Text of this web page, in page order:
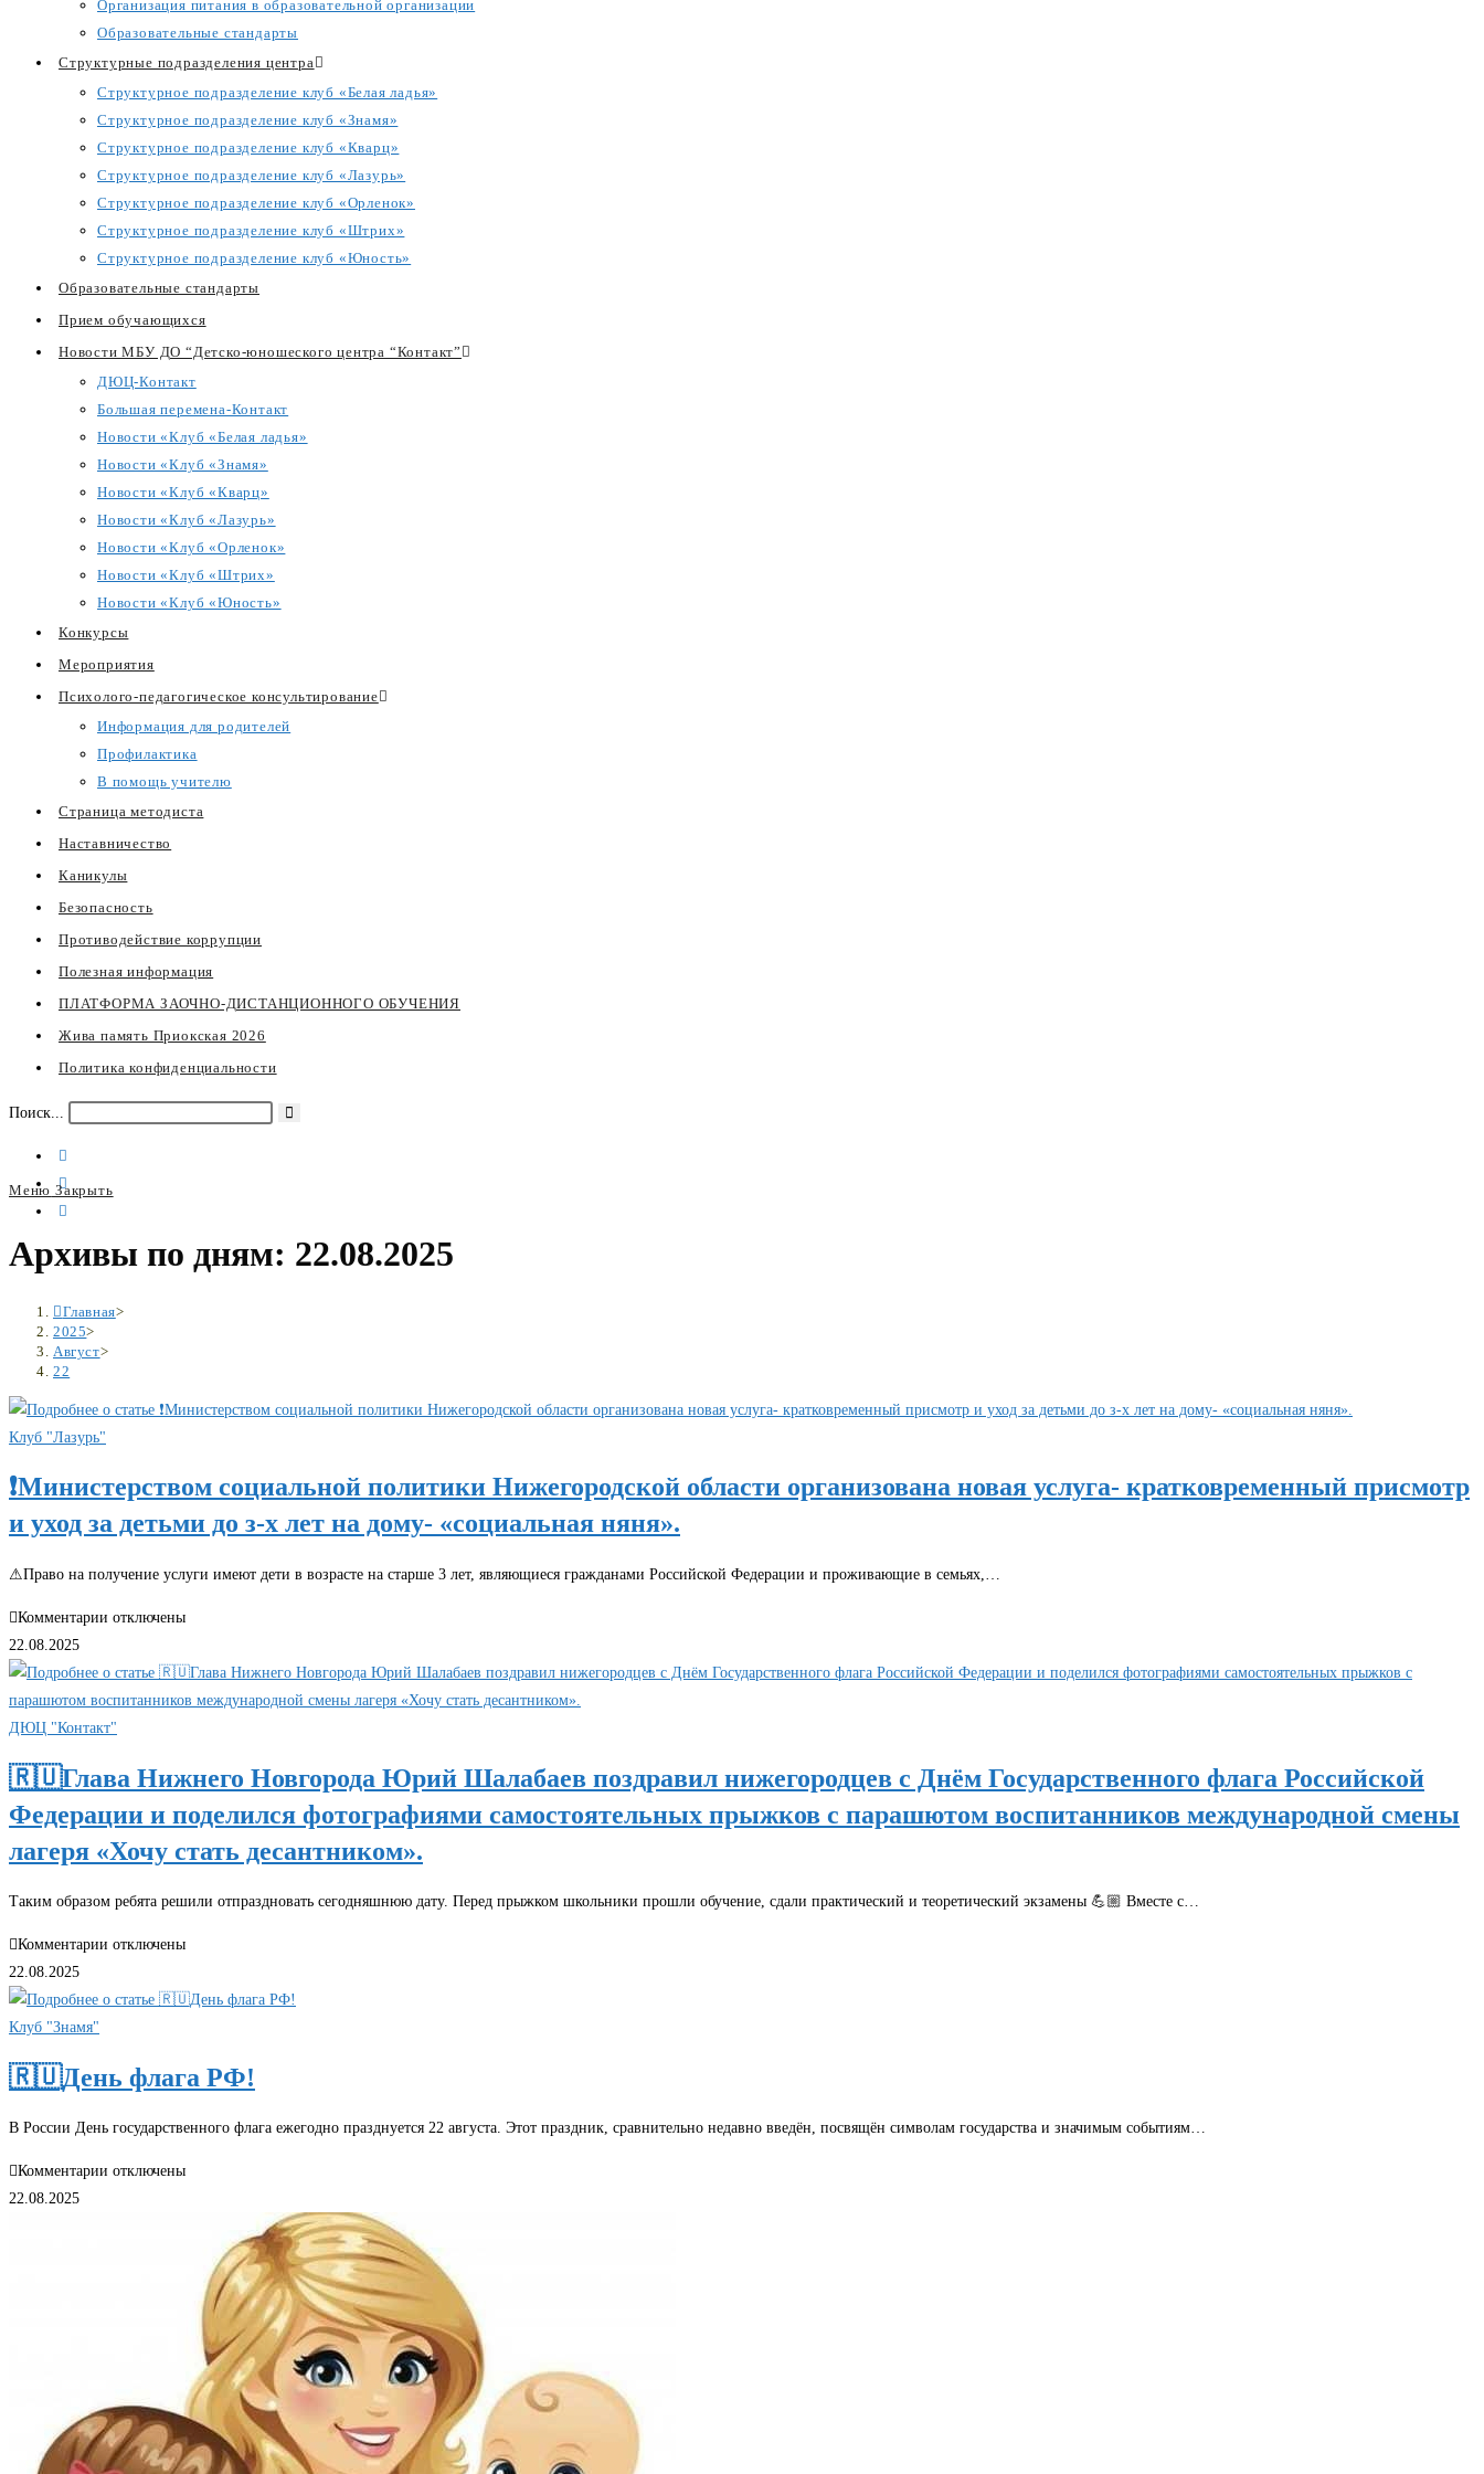
Организация питания в образовательной организации
Образовательные стандарты
Структурные подразделения центра
Структурное подразделение клуб «Белая ладья»
Структурное подразделение клуб «Знамя»
Структурное подразделение клуб «Кварц»
Структурное подразделение клуб «Лазурь»
Структурное подразделение клуб «Орленок»
Структурное подразделение клуб «Штрих»
Структурное подразделение клуб «Юность»
Образовательные стандарты
Прием обучающихся
Новости МБУ ДО “Детско-юношеского центра “Контакт”
ДЮЦ-Контакт
Большая перемена-Контакт
Новости «Клуб «Белая ладья»
Новости «Клуб «Знамя»
Новости «Клуб «Кварц»
Новости «Клуб «Лазурь»
Новости «Клуб «Орленок»
Новости «Клуб «Штрих»
Новости «Клуб «Юность»
Конкурсы
Мероприятия
Психолого-педагогическое консультирование
Информация для родителей
Профилактика
В помощь учителю
Страница методиста
Наставничество
Каникулы
Безопасность
Противодействие коррупции
Полезная информация
ПЛАТФОРМА ЗАОЧНО-ДИСТАНЦИОННОГО ОБУЧЕНИЯ
Жива память Приокская 2026
Политика конфиденциальности
Поиск...
Меню Закрыть
Переключите
кнопку,
чтобы
развернуть
свернуть
Архивы по дням: 22.08.2025
Главная>
2025>
Август>
22
Клуб "Лазурь"
❗Министерством социальной политики Нижегородской области организована новая услуга- кратковременный присмотр
и уход за детьми до з-х лет на дому- «социальная няня».
⚠Право на получение услуги имеют дети в возрасте на старше 3 лет, являющиеся гражданами Российской Федерации и проживающие в семьях,…
Комментарии к
❗Министерством
социальной
политики
области
организована
услуга-
кратковременный
и
за
з-
на
отключены
22.08.2025
ДЮЦ "Контакт"
🇷🇺Глава Нижнего Новгорода Юрий Шалабаев поздравил нижегородцев с Днём Государственного флага Российской
Федерации и поделился фотографиями самостоятельных прыжков с парашютом воспитанников международной смены
лагеря «Хочу стать десантником».
Таким образом ребята решили отпраздновать сегодняшнюю дату. Перед прыжком школьники прошли обучение, сдали практический и теоретический экзамены 💪🏼 Вместе с…
Комментарии к
🇷🇺
Новгорода
Шалабаев
поздравил
Государственного
поделился
фотографиями
самостоятельных
отключены
22.08.2025
Клуб "Знамя"
🇷🇺День флага РФ!
В России День государственного флага ежегодно празднуется 22 августа. Этот праздник, сравнительно недавно введён, посвящён символам государства и значимым событиям…
Комментарии котключены
22.08.2025